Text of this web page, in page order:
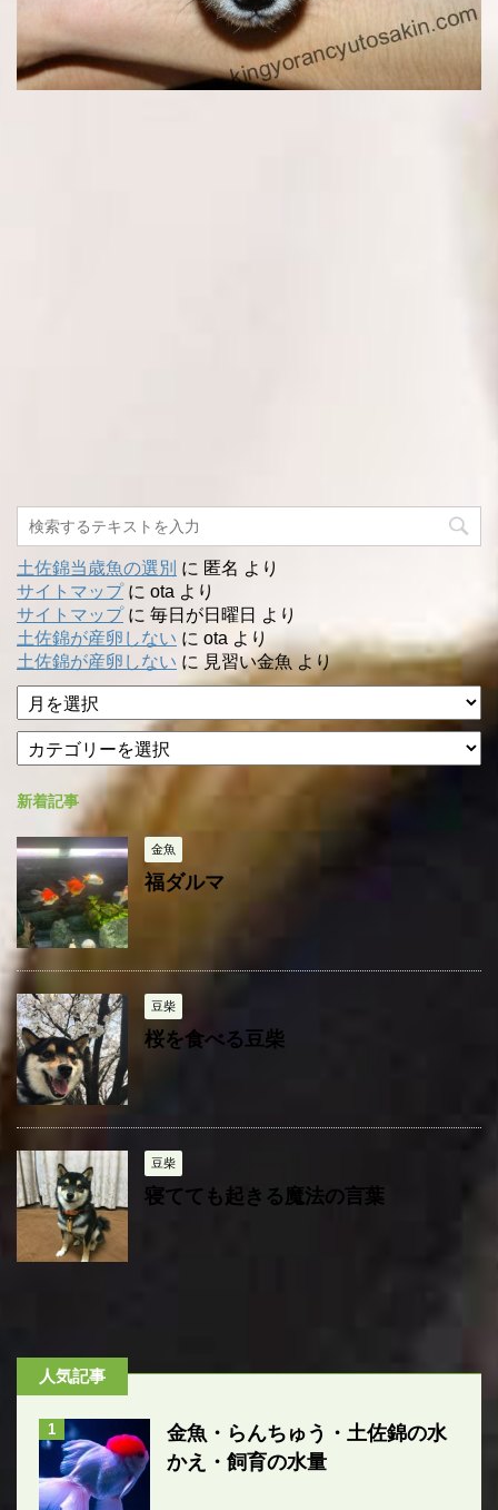
土佐錦当歳魚の選別 に 匿名 より
サイトマップに ota より
サイトマップに 毎日が日曜日 より
土佐錦が産卵しない に ota より
土佐錦が産卵しない に 見習い金魚より
ア
ー
イ
ブ
テ
リ
ー
新着記事
金魚
福ダルマ
豆柴
桜を食べる豆柴
豆柴
寝てても起きる魔法の言葉
人気記事
1
金魚・らんちゅう・土佐錦の水
かえ・飼育の水量